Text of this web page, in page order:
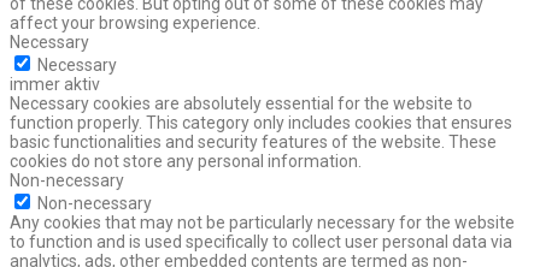
affect your browsing experience.
Necessary
Necessary
immer aktiv
Necessary cookies are absolutely essential for the website to
function properly. This category only includes cookies that ensures
basic functionalities and security features of the website. These
cookies do not store any personal information.
Non-necessary
Non-necessary
Any cookies that may not be particularly necessary for the website
to function and is used specifically to collect user personal data via
analytics, ads, other embedded contents are termed as non-